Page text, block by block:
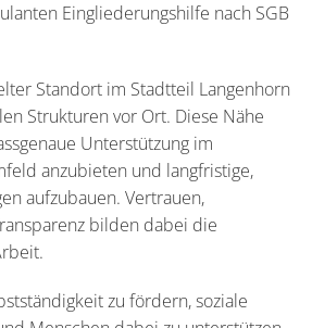
Eingliederungshilfe nach SGB
Standort im Stadtteil Langenhorn
Strukturen vor Ort. Diese Nähe
Unterstützung im
anzubieten und langfristige,
aufzubauen. Vertrauen,
bilden dabei die
zu fördern, soziale